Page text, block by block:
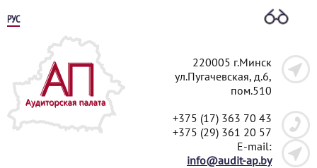
РУС
220005 г.Минск
ул.Пугачевская, д.6,
пом.510
+375 (17) 363 70 43
+375 (29) 361 20 57
E-mail:
info@audit-ap.by